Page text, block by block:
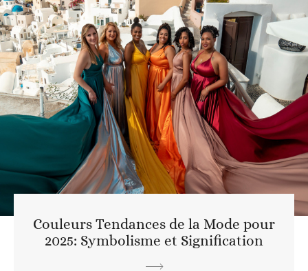
Couleurs Tendances de la Mode pour
2025: Symbolisme et Signification